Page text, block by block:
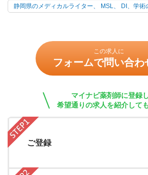
静岡県のメディカルライター、 MSL、 DI、学術
この求人に
フォームで問い合わ
マイナビ薬剤師に登録
希望通りの求人を紹介して
ご登録